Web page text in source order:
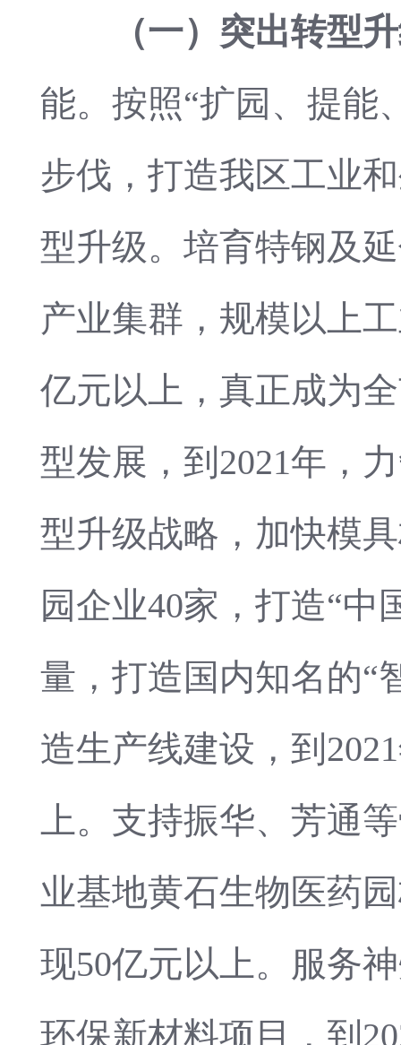
（一）突出转型
能。按照“扩园、提能
步伐，打造我区工业
型升级。培育特钢及
产业集群，规模以上
亿元以上，真正成为
型发展，到2021年，
型升级战略，加快模
园企业40家，打造“
量，打造国内知名的“
造生产线建设，到
上。支持振华、芳通
业基地黄石生物医药
现50亿元以上。服务
环保新材料项目，到